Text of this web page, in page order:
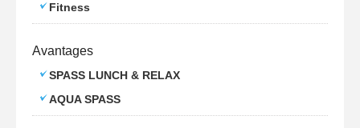
Fitness
Avantages
SPASS LUNCH & RELAX
AQUA SPASS